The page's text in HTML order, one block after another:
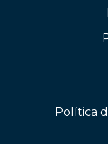
Política